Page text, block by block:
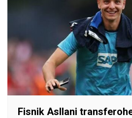
Fisnik Asllani